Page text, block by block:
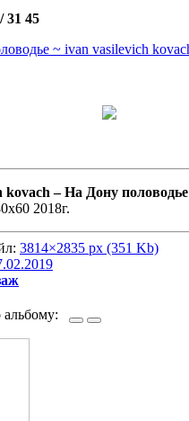
31 45
kovach –На Дону половодье
2018г.
3814×2835 px (351 Kb)
альбому: